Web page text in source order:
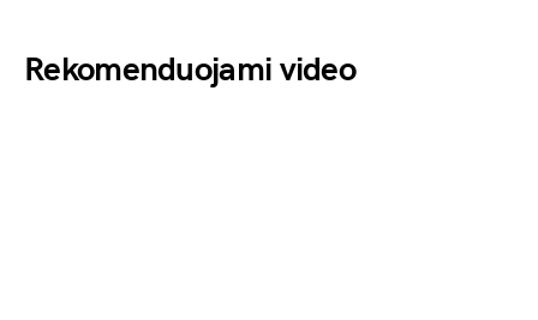
Rekomenduojami video